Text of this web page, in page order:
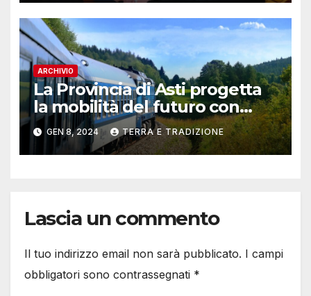
ARCHIVIO
La Provincia di Asti progetta
la mobilità del futuro con
“Hydrogen Valley”: on line il
questionario
GEN 8, 2024 TERRA E TRADIZIONE
Lascia un commento
Il tuo indirizzo email non sarà pubblicato. I campi
obbligatori sono contrassegnati *